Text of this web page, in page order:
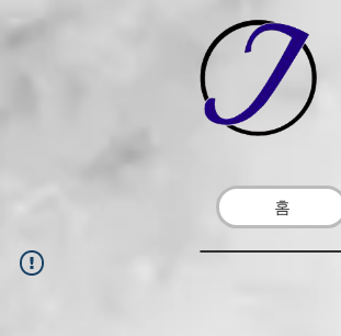
홈